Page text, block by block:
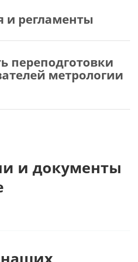
и регламенты
переподготовки
метрологии
и документы